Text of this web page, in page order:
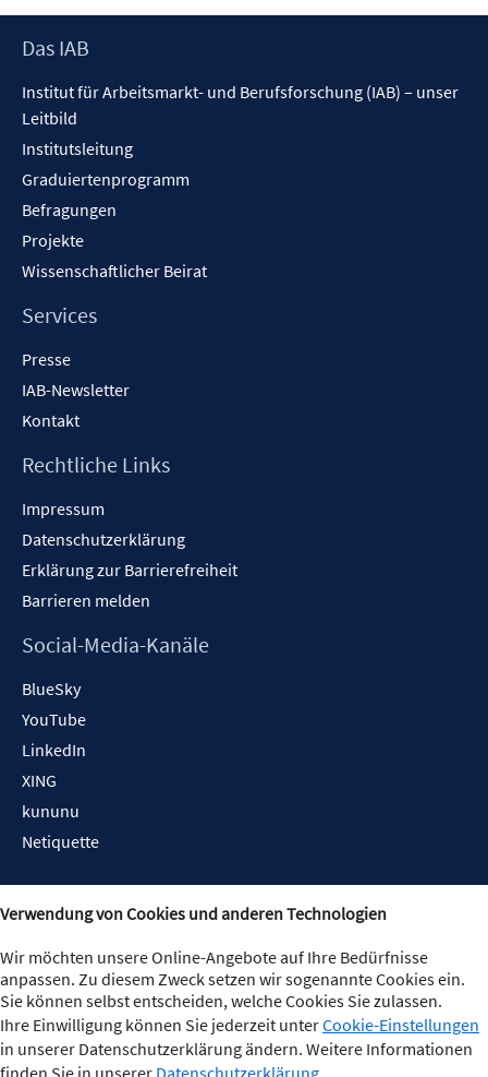
Footer
Das IAB
Institut für Arbeitsmarkt- und Berufsforschung (IAB) – unser
Leitbild
Institutsleitung
Graduiertenprogramm
Befragungen
Projekte
Wissenschaftlicher Beirat
Services
Presse
IAB-Newsletter
Kontakt
Rechtliche Links
Impressum
Datenschutzerklärung
Erklärung zur Barrierefreiheit
Barrieren melden
Social-Media-Kanäle
BlueSky
YouTube
LinkedIn
XING
kununu
Netiquette
Verwendung von Cookies und anderen Technologien
Wir möchten unsere Online-Angebote auf Ihre Bedürfnisse
anpassen. Zu diesem Zweck setzen wir sogenannte Cookies ein.
Sie können selbst entscheiden, welche Cookies Sie zulassen.
Ihre Einwilligung können Sie jederzeit unterCookie-Einstellungen
in unserer Datenschutzerklärung ändern. Weitere Informationen
finden Sie in unserer Datenschutzerklärung